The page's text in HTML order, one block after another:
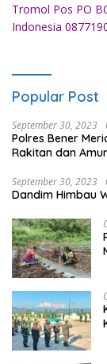
Tromol Pos PO
Indonesia
Popular Post
September 30, 2023
Polres Bener
Rakitan dan
September 30, 2023
Dandim Himbau